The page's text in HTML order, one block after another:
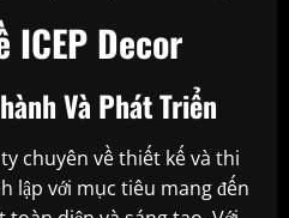
ICEP Decor
Và Phát Triển
chuyên về thiết kế và thi
lập với mục tiêu mang đến